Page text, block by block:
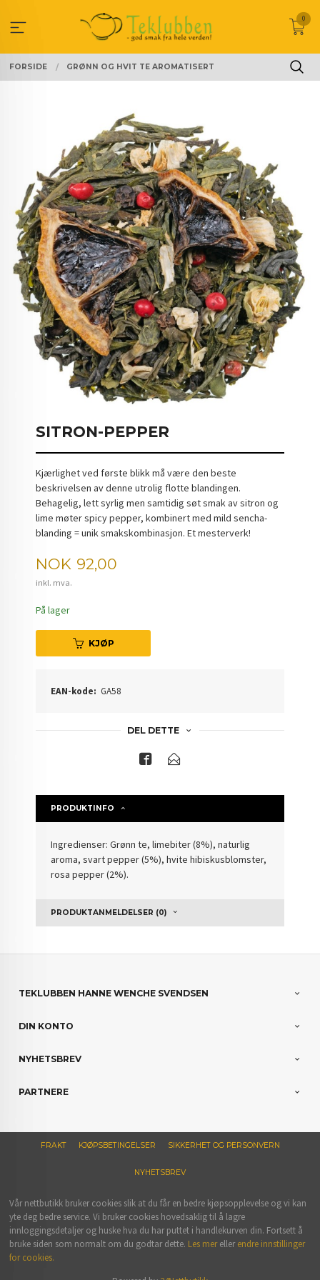
innholdet
0
FORSIDE GRØNN OG HVIT TE AROMATISERT
SITRON-PEPPER
Kjærlighet ved første blikk må være den beste
beskrivelsen av denne utrolig flotte blandingen.
Behagelig, lett syrlig men samtidig søt smak av sitron og
lime møter spicy pepper, kombinert med mild sencha-
blanding = unik smakskombinasjon. Et mesterverk!
Pris
NOK 92,00
inkl. mva.
På lager
KJØP
EAN-kode: GA58
DEL DETTE
PRODUKTINFO
Ingredienser: Grønn te, limebiter (8%), naturlig
aroma, svart pepper (5%), hvite hibiskusblomster,
rosa pepper (2%).
PRODUKTANMELDELSER (0)
TEKLUBBEN HANNE WENCHE SVENDSEN
DIN KONTO
NYHETSBREV
PARTNERE
FRAKT KJØPSBETINGELSER SIKKERHET OG PERSONVERN
NYHETSBREV
Vår nettbutikk bruker cookies slik at du får en bedre kjøpsopplevelse og vi kan
yte deg bedre service. Vi bruker cookies hovedsaklig til å lagre
innloggingsdetaljer og huske hva du har puttet i handlekurven din. Fortsett å
bruke siden som normalt om du godtar dette. Les merellerendre innstillinger
for cookies.